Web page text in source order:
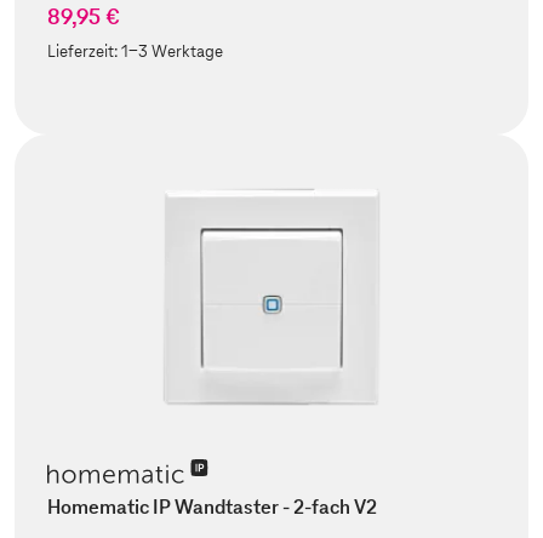
89,95 €
Lieferzeit:1-3 Werktage
Homematic IP Wandtaster - 2-fach V2